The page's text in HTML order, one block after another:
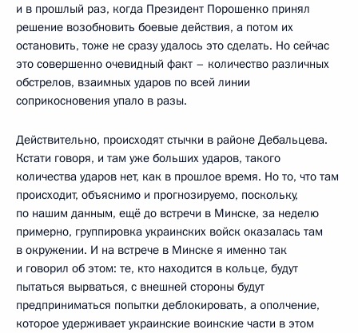
и в прошлый раз, когда Президент Порошенко принял
решение возобновить боевые действия, а потом их
остановить, тоже не сразу удалось это сделать. Но сейчас
это совершенно очевидный факт – количество различных
обстрелов, взаимных ударов по всей линии
соприкосновения упало в разы.
Действительно, происходят стычки в районе Дебальцева.
Кстати говоря, и там уже больших ударов, такого
количества ударов нет, как в прошлое время. Но то, что там
происходит, объяснимо и прогнозируемо, поскольку,
по нашим данным, ещё до встречи в Минске, за неделю
примерно, группировка украинских войск оказалась там
в окружении. И на встрече в Минске я именно так
и говорил об этом: те, кто находится в кольце, будут
пытаться вырваться, с внешней стороны будут
предприниматься попытки деблокировать, а ополчение,
которое удерживает украинские воинские части в этом